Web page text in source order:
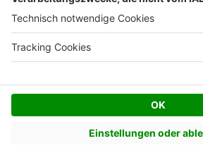
© AVIV Germany GmbH